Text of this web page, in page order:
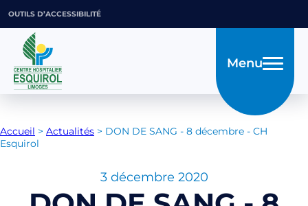
OUTILS D’ACCESSIBILITÉ
Menu
Accueil > Actualités > DON DE SANG - 8 décembre - CH
Esquirol
3 décembre 2020